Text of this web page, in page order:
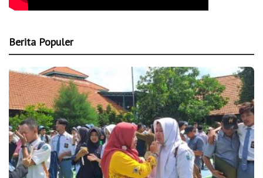
Berita Populer